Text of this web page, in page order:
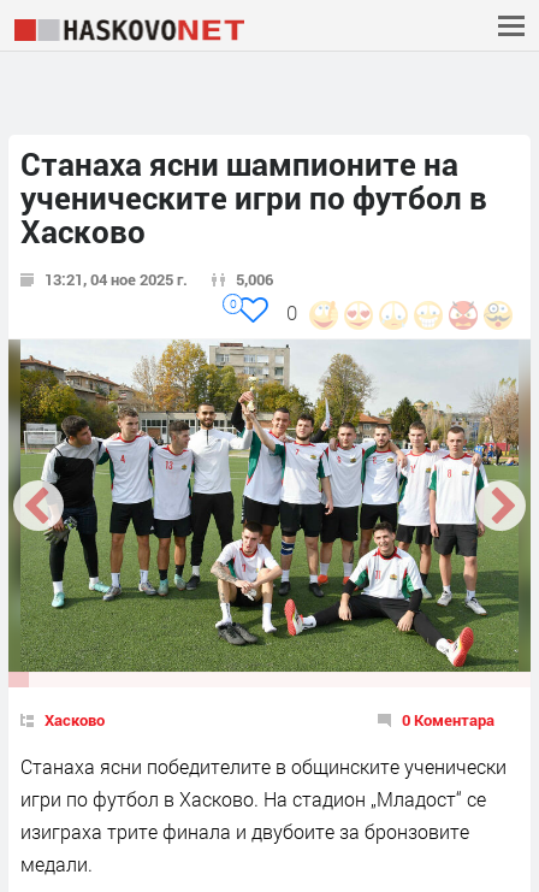
Станаха ясни шампионите на
ученическите игри по футбол в
Хасково
13:21, 04 ное 2025 г. 5,006
0
0
Хасково 0 Коментара
Станаха ясни победителите в общинските ученически
игри по футбол в Хасково. На стадион „Младост“ се
изиграха трите финала и двубоите за бронзовите
медали.